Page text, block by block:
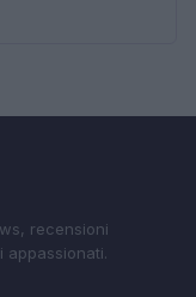
recensioni
appassionati.